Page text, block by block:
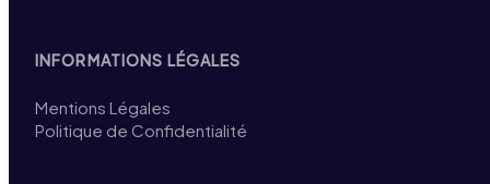
INFORMATIONS LÉGALES
Mentions Légales
Politique de Confidentialité